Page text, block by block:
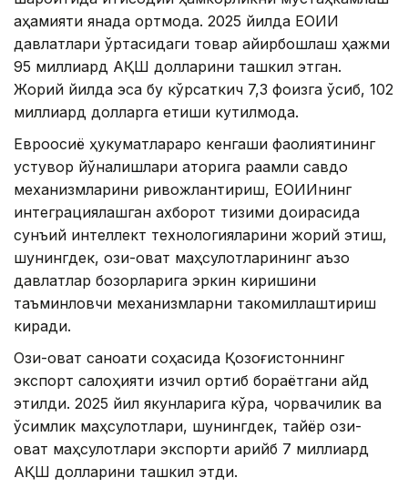
аҳамияти янада ортмоқда. 2025 йилда ЕОИИ
давлатлари ўртасидаги товар айирбошлаш ҳажми
95 миллиард АҚШ долларини ташкил этган.
Жорий йилда эса бу кўрсаткич 7,3 фоизга ўсиб, 102
миллиард долларга етиши кутилмоқда.
Евроосиё ҳукуматлараро кенгаши фаолиятининг
устувор йўналишлари қаторига рақамли савдо
механизмларини ривожлантириш, ЕОИИнинг
интеграциялашган ахборот тизими доирасида
сунъий интеллект технологияларини жорий этиш,
шунингдек, озиқ-овқат маҳсулотларининг аъзо
давлатлар бозорларига эркин киришини
таъминловчи механизмларни такомиллаштириш
киради.
Озиқ-овқат саноати соҳасида Қозоғистоннинг
экспорт салоҳияти изчил ортиб бораётгани қайд
этилди. 2025 йил якунларига кўра, чорвачилик ва
ўсимлик маҳсулотлари, шунингдек, тайёр озиқ-
овқат маҳсулотлари экспорти қарийб 7 миллиард
АҚШ долларини ташкил этди.